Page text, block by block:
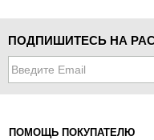
ПОДПИШИТЕСЬ НА
ПОМОЩЬ ПОКУПАТЕЛЮ